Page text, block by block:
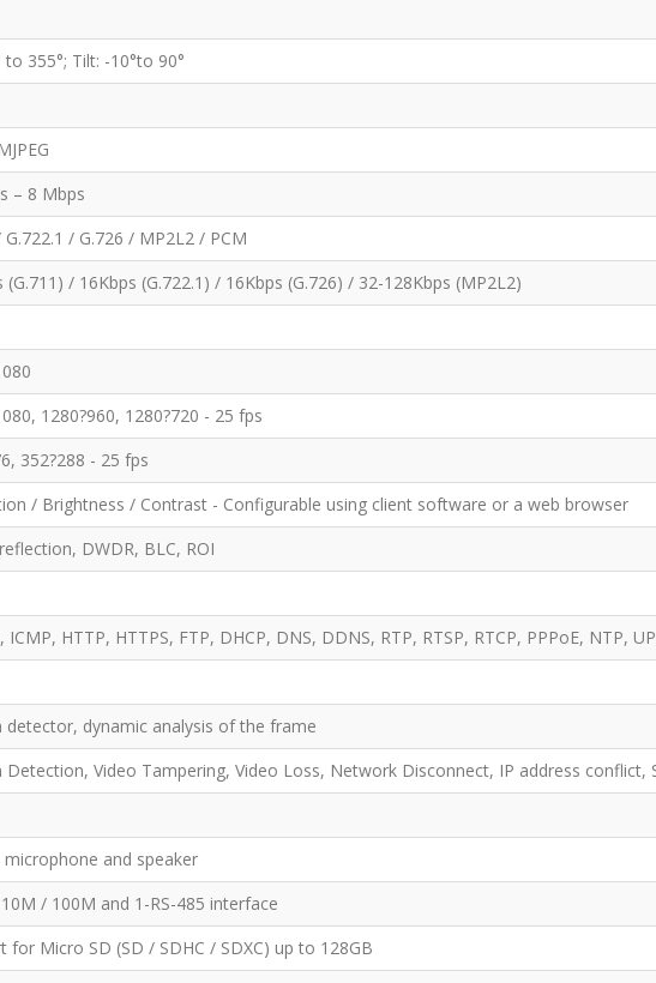
to 355°; Tilt: -10°to 90°
– 8 Mbps
G.722.1 / G.726 / MP2L2 / PCM
(G.711) / 16Kbps (G.722.1) / 16Kbps (G.726) / 32-128Kbps (MP2L2)
1280?960, 1280?720 - 25 fps
352?288 - 25 fps
/ Brightness / Contrast - Configurable using client software or a web browser
DWDR, BLC, ROI
ICMP, HTTP, HTTPS, FTP, DHCP, DNS, DDNS, RTP, RTSP, RTCP, PPPoE, NTP,
detector, dynamic analysis of the frame
Detection, Video Tampering, Video Loss, Network Disconnect, IP address conflict,
microphone and speaker
10M / 100M and 1-RS-485 interface
for Micro SD (SD / SDHC / SDXC) up to 128GB